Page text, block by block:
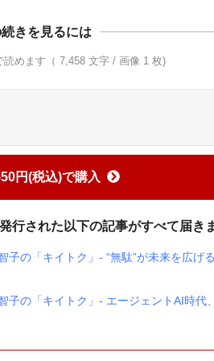
続きを見るには
読めます（ 7,458 文字 / 画像 1 枚)
円(税込)で購入
行された以下の記事がすべて届き
子の「キイトク」- “無駄”が未来を広げる
子の「キイトク」- エージェントAI時代、